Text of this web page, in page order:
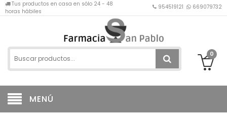
Tus productos en casa en sólo 24 - 48
horas hábiles
954519121 669079732
0
MENÚ